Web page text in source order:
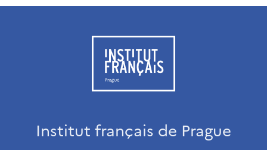
Institut français de Prague